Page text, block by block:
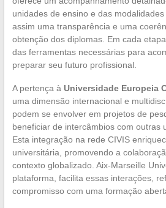
unidades de ensino e das
assim uma transparência e uma
obtenção dos diplomas. Em cada
das ferramentas necessárias para
preparar seu futuro profissional.
A pertença à Universidade Europeia
uma dimensão internacional e
podem se envolver em projetos de
beneficiar de intercâmbios com outras
Esta integração na rede CIVIS
universitária, promovendo a
contexto globalizado. Aix-Marseille
plataforma, facilita essas interações,
compromisso com uma formação